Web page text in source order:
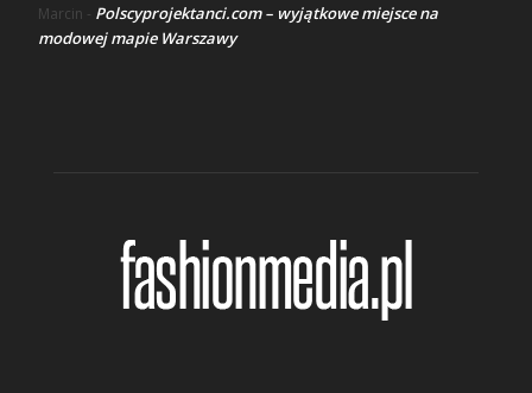
Marcin - Polscyprojektanci.com – wyjątkowe miejsce na
modowej mapie Warszawy